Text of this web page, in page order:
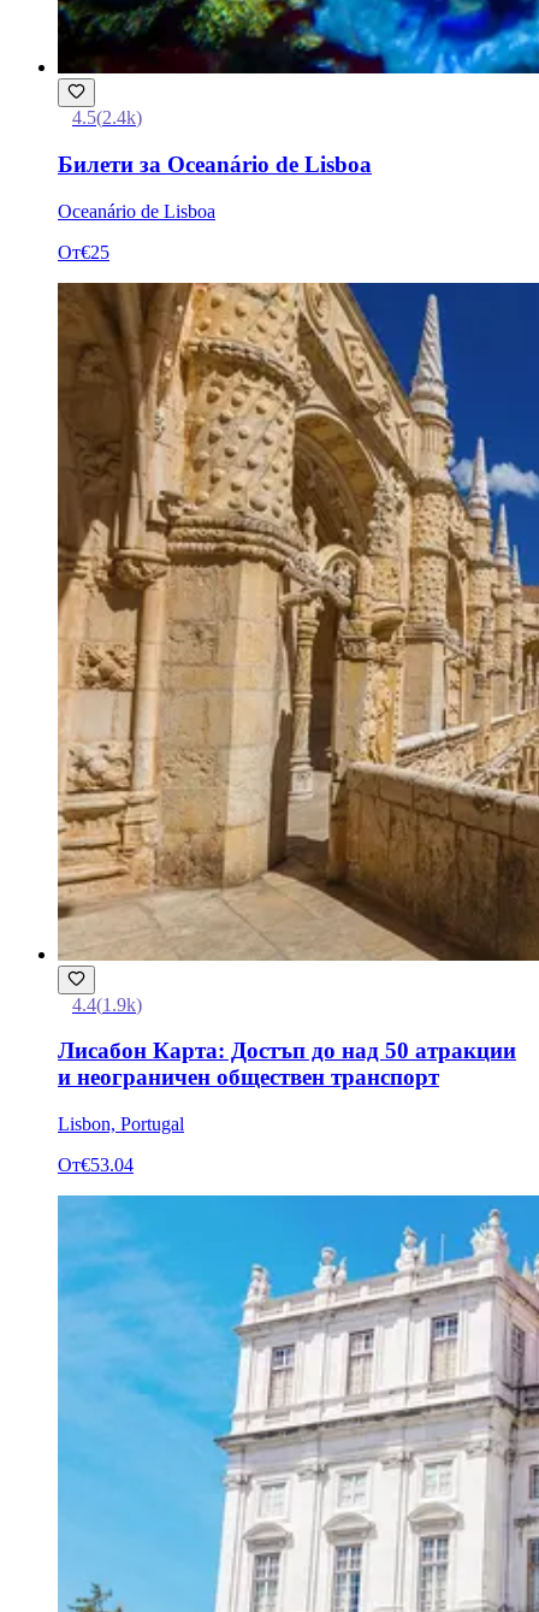
4.5(2.4k)
Билети за Oceanário de Lisboa
Oceanário de Lisboa
От€25
4.4(1.9k)
Лисабон Карта: Достъп до над 50 атракции
и неограничен обществен транспорт
Lisbon, Portugal
От€53.04